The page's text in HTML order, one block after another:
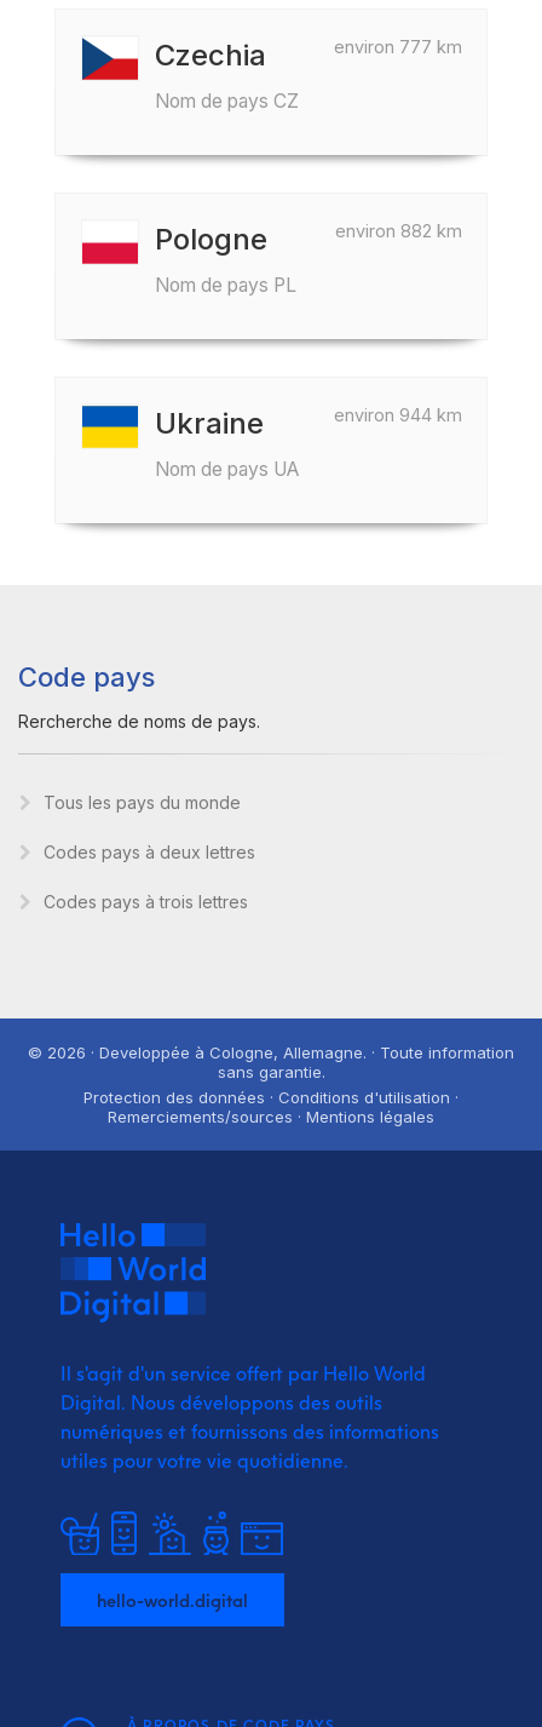
environ 777 km
Czechia
Nom de pays CZ
environ 882 km
Pologne
Nom de pays PL
environ 944 km
Ukraine
Nom de pays UA
Code pays
Rercherche de noms de pays.
Tous les pays du monde
Codes pays à deux lettres
Codes pays à trois lettres
© 2026 · Developpée à Cologne, Allemagne. · Toute information
sans garantie.
Protection des données · Conditions d'utilisation ·
Remerciements/sources · Mentions légales
Il s'agit d'un service offert par Hello World
Digital. Nous développons des outils
numériques et fournissons des informations
utiles pour votre vie quotidienne.
hello-world.digital